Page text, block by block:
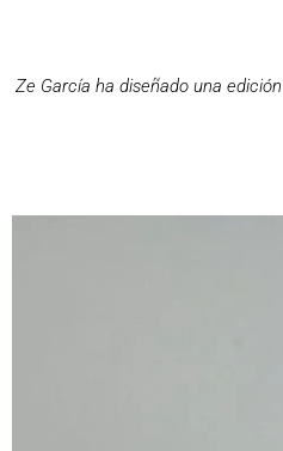
Ze García ha diseñado una